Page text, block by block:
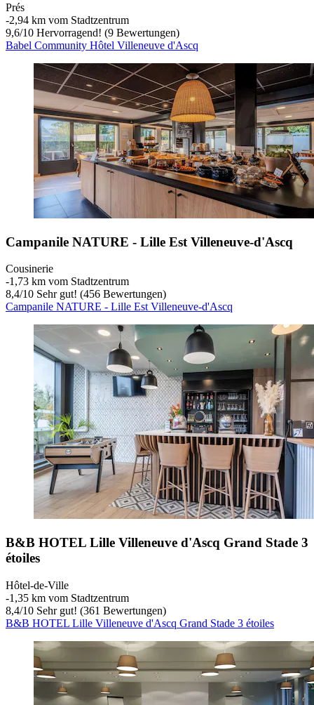
Prés
‐2,94 km vom Stadtzentrum
9,6/10 Hervorragend! (9 Bewertungen)
Babel Community Hôtel Villeneuve d'Ascq
Campanile NATURE - Lille Est Villeneuve-d'Ascq
Cousinerie
‐1,73 km vom Stadtzentrum
8,4/10 Sehr gut! (456 Bewertungen)
Campanile NATURE - Lille Est Villeneuve-d'Ascq
B&B HOTEL Lille Villeneuve d'Ascq Grand Stade 3
étoiles
Hôtel-de-Ville
‐1,35 km vom Stadtzentrum
8,4/10 Sehr gut! (361 Bewertungen)
B&B HOTEL Lille Villeneuve d'Ascq Grand Stade 3 étoiles